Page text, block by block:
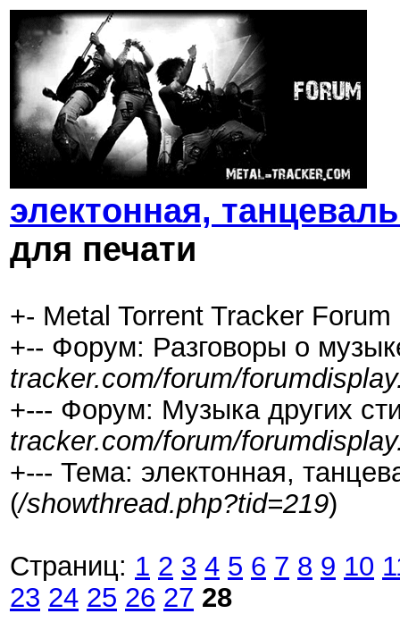
электонная,
для печати
+- Metal Torrent Tracker Forum
+-- Форум: Разговоры о
tracker.com/forum/
+--- Форум: Музыка других
tracker.com/forum/
+--- Тема: электонная,
(/showthread.php?tid=219)
Страниц: 1 2 3 4 5 6 7 8 9 10
23 24 25 26 27 28